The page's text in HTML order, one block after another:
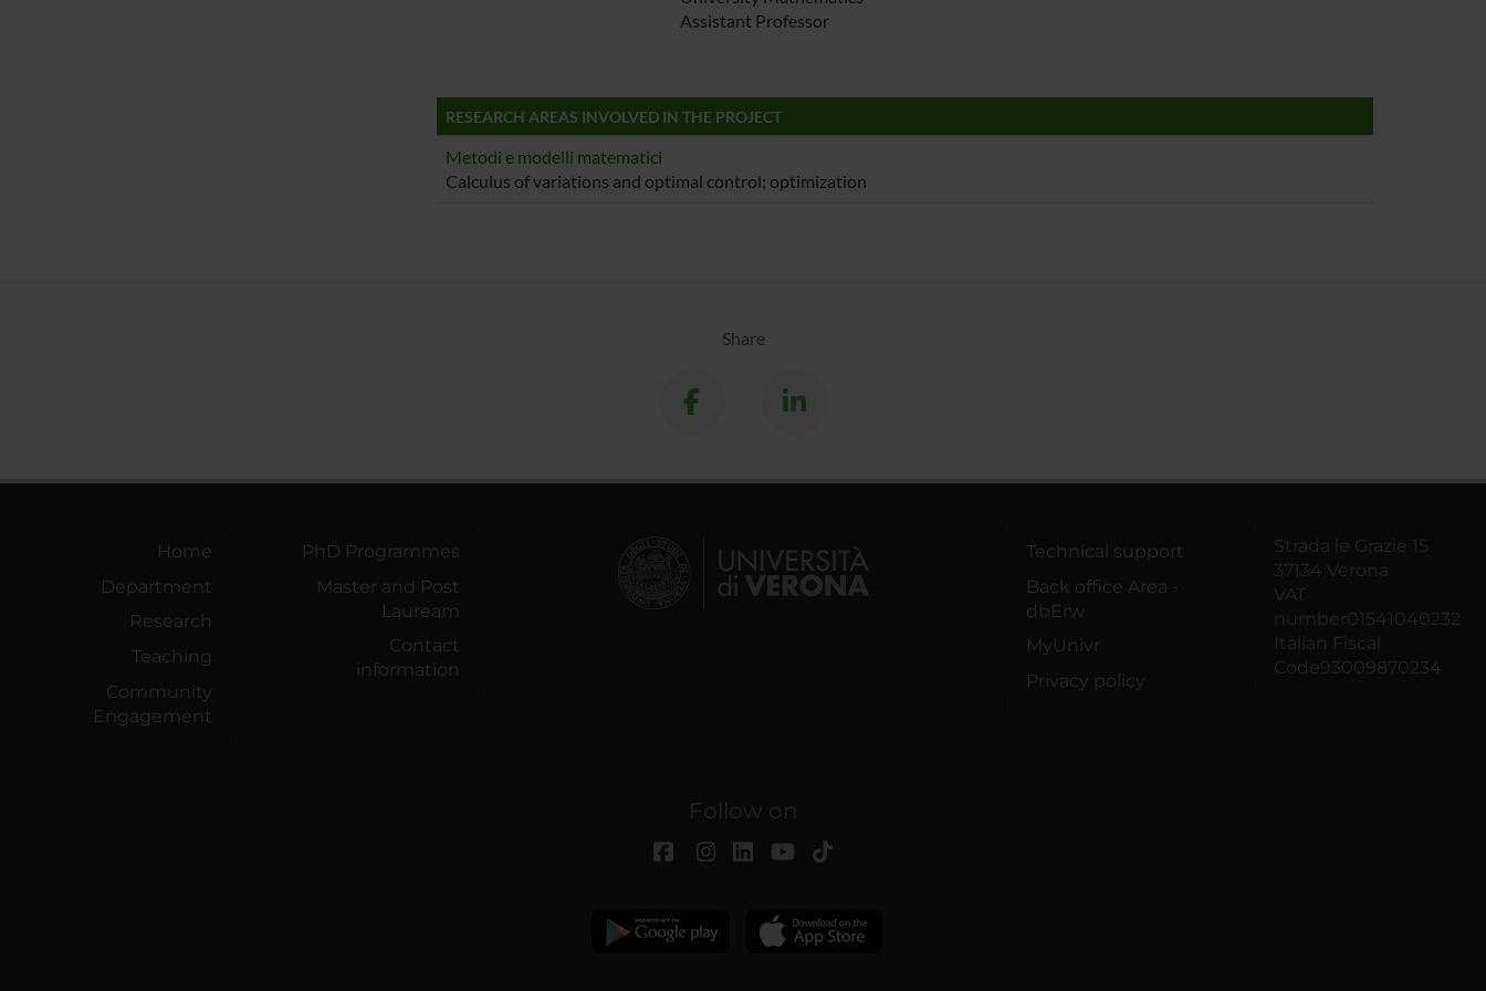
Assistant Professor
RESEARCH AREAS INVOLVED IN THE PROJECT
Metodi e modelli matematici
Calculus of variations and optimal control; optimization
Share
Home
Department
Research
Teaching
Community
Engagement
PhD Programmes
Master and Post
Lauream
Contact
information
Technical support
Back office Area -
dbErw
MyUnivr
Privacy policy
Strada le Grazie 15
37134 Verona
VAT
number01541040232
Italian Fiscal
Code93009870234
Follow on